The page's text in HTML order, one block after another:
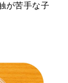
が苦手な子